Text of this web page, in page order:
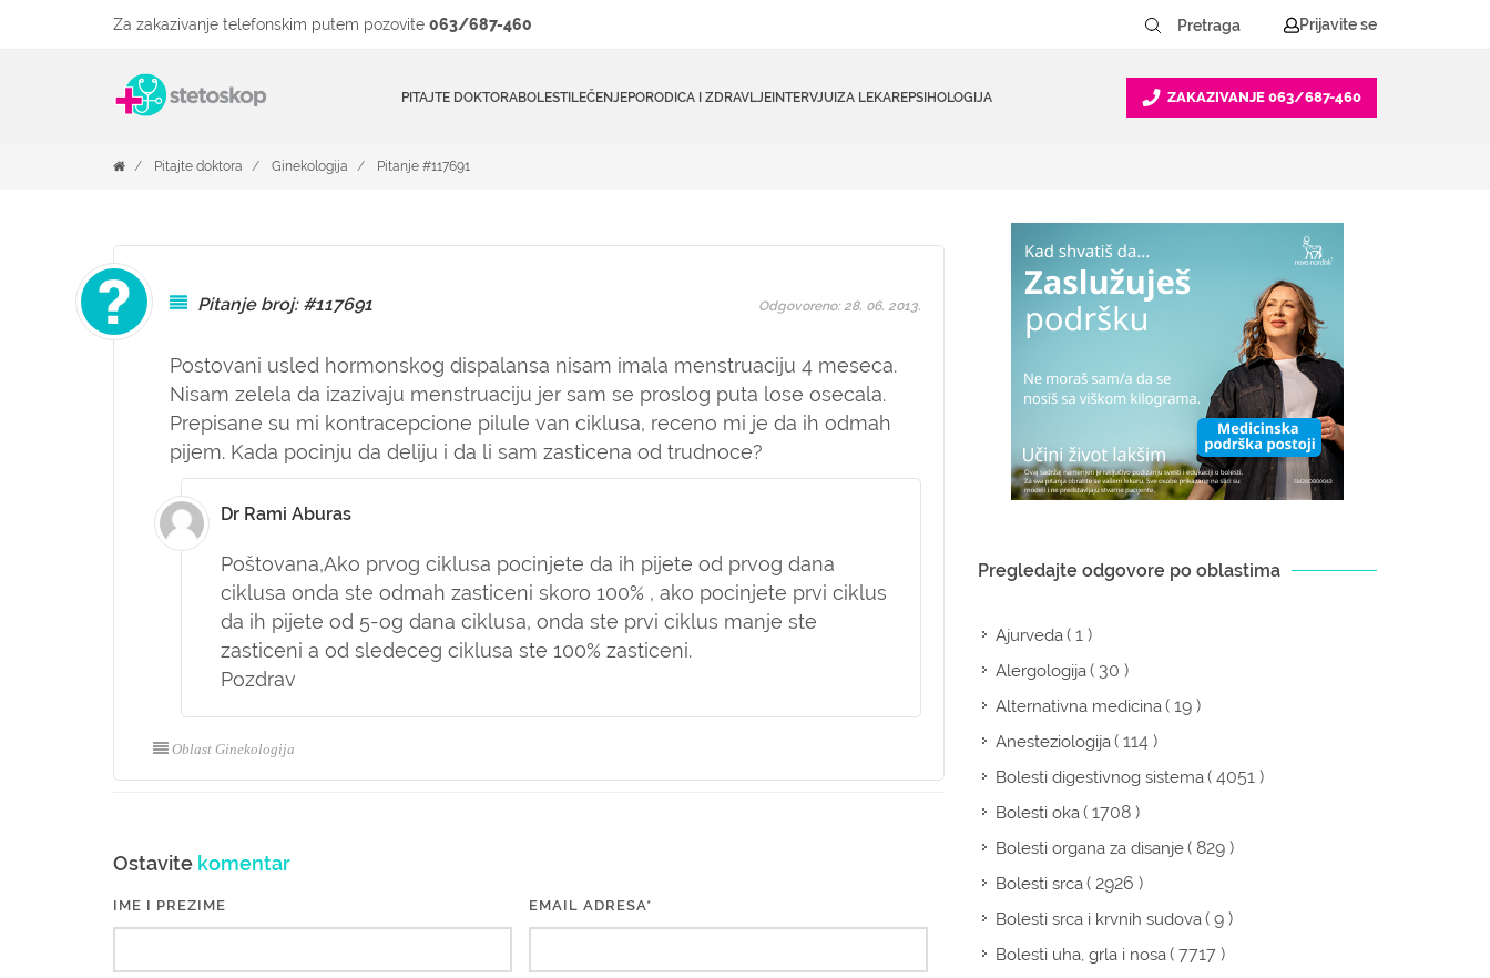
Za zakazivanje telefonskim putem pozovite 063/687-460 Prijavite se
PITAJTE DOKTORABOLESTILEČENJEPORODICA I ZDRAVLJEINTERVJUIZA LEKAREPSIHOLOGIJA ZAKAZIVANJE 063/687-460
Pitajte doktora Ginekologija Pitanje #117691
Pitanje broj: #117691
Postovani usled hormonskog dispalansa nisam imala menstruaciju 4 meseca.
Nisam zelela da izazivaju menstruaciju jer sam se proslog puta lose osecala.
Prepisane su mi kontracepcione pilule van ciklusa, receno mi je da ih odmah
pijem. Kada pocinju da deliju i da li sam zasticena od trudnoce?
Odgovoreno: 28. 06. 2013.
Dr Rami Aburas
Poštovana,Ako prvog ciklusa pocinjete da ih pijete od prvog dana
ciklusa onda ste odmah zasticeni skoro 100% , ako pocinjete prvi ciklus
da ih pijete od 5-og dana ciklusa, onda ste prvi ciklus manje ste
zasticeni a od sledeceg ciklusa ste 100% zasticeni.
Pozdrav
Oblast Ginekologija
Ostavite komentar
IME I PREZIME EMAIL ADRESA*
Pregledajte odgovore po oblastima
Ajurveda( 1 )
Alergologija( 30 )
Alternativna medicina( 19 )
Anesteziologija( 114 )
Bolesti digestivnog sistema( 4051 )
Bolesti oka( 1708 )
Bolesti organa za disanje( 829 )
Bolesti srca( 2926 )
Bolesti srca i krvnih sudova( 9 )
Bolesti uha, grla i nosa( 7717 )